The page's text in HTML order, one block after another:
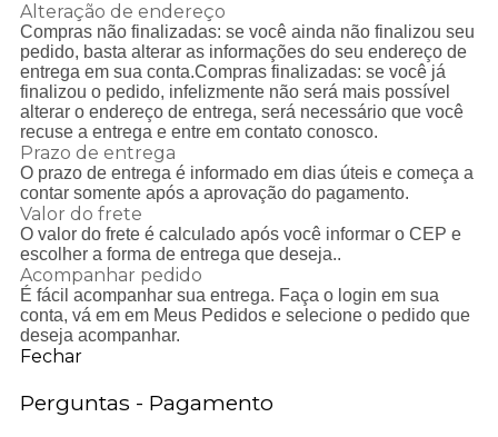
Alteração de endereço
Compras não finalizadas: se você ainda não finalizou seu
pedido, basta alterar as informações do seu endereço de
entrega em sua conta.Compras finalizadas: se você j
finalizou o pedido, infelizmente não será mais possível
alterar o endereço de entrega, será necessário que você
recuse a entrega e entre em contato conosco.
Prazo de entrega
O prazo de entrega é informado em dias úteis e começa a
contar somente após a aprovação do pagamento.
Valor do frete
O valor do frete é calculado após você informar o CEP e
escolher a forma de entrega que deseja..
Acompanhar pedido
É fácil acompanhar sua entrega. Faça o login em sua
conta, vá em em Meus Pedidos e selecione o pedido que
deseja acompanhar.
Fechar
Perguntas - Pagamento